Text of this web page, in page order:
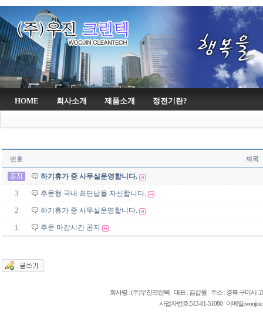
HOME 회사소개 제품소개 정전기란?
번호 제목
하기휴가 중 사무실운영합니다.
3 주문형 국내 최단납을 자신합니다.
2 하기휴가 중 사무실운영합니다.
1 주문 마감시간 공지
회사명 : (주)우진크린텍 대표 : 김갑원
주소 : 경북 구미시
사업자번호:513-81-51080 이메일